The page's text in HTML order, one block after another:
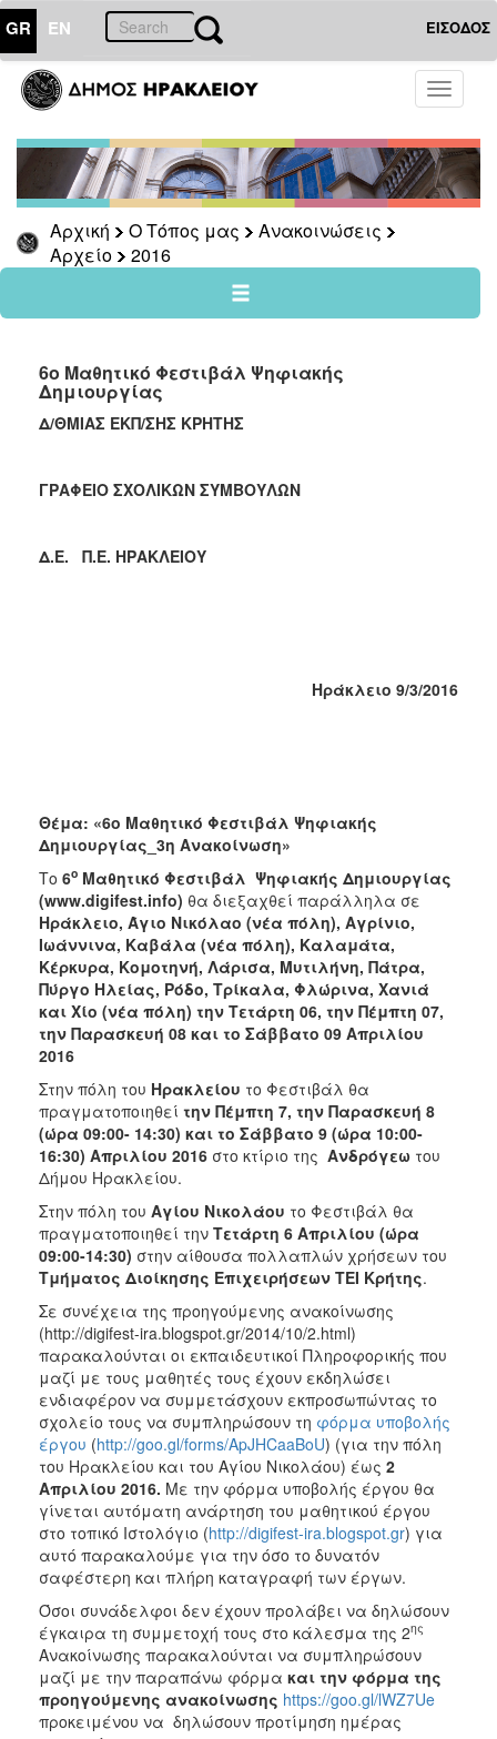
GR EN ΕΙΣΟΔΟΣ
Toggle
Αρχική Ο Τόπος μας
Ανακοινώσεις
Αρχείο
2016
ΤΟΠΟΣ
ΜΑΣ
Ανακοινώσεις
Αρχείο
2026
2025
2021
2020
2018
2016
ΠΟΛΙΤΙΣΜΟΣ
ΑΝΘΕΚΤΙΚΗ
ΠΟΛΗ
6ο Μαθητικό Φεστιβάλ Ψηφιακής
Δημιουργίας
Δ/ΘΜΙΑΣ ΕΚΠ/ΣΗΣ ΚΡΗΤΗΣ
ΓΡΑΦΕΙΟ ΣΧΟΛΙΚΩΝ ΣΥΜΒΟΥΛΩΝ
Δ.Ε. Π.Ε. ΗΡΑΚΛΕΙΟΥ
Ηράκλειο 9/3/2016
Θέμα: «6ο Μαθητικό Φεστιβάλ Ψηφιακής
Δημιουργίας_3η Ανακοίνωση»
Το 6ο Μαθητικό Φεστιβάλ Ψηφιακής Δημιουργίας
(www.digifest.info) θα διεξαχθεί παράλληλα σε
Ηράκλειο, Άγιο Νικόλαο (νέα πόλη), Αγρίνιο,
Ιωάννινα, Καβάλα (νέα πόλη), Καλαμάτα,
Κέρκυρα, Κομοτηνή, Λάρισα, Μυτιλήνη, Πάτρα,
Πύργο Ηλείας, Ρόδο, Τρίκαλα, Φλώρινα, Χανιά
και Χίο (νέα πόλη) την Τετάρτη 06, την Πέμπτη 07,
την Παρασκευή 08 και το Σάββατο 09 Απριλίου
2016
Στην πόλη του Ηρακλείου το Φεστιβάλ θα
πραγματοποιηθεί την Πέμπτη 7, την Παρασκευή 8
(ώρα 09:00- 14:30) και το Σάββατο 9 (ώρα 10:00-
16:30) Απριλίου 2016 στο κτίριο της Ανδρόγεω του
Δήμου Ηρακλείου.
Στην πόλη του Αγίου Νικολάου το Φεστιβάλ θα
πραγματοποιηθεί την Τετάρτη 6 Απριλίου (ώρα
09:00-14:30) στην αίθουσα πολλαπλών χρήσεων του
Τμήματος Διοίκησης Επιχειρήσεων ΤΕΙ Κρήτης.
Σε συνέχεια της προηγούμενης ανακοίνωσης
(http://digifest-ira.blogspot.gr/2014/10/2.html)
παρακαλούνται οι εκπαιδευτικοί Πληροφορικής που
μαζί με τους μαθητές τους έχουν εκδηλώσει
ενδιαφέρον να συμμετάσχουν εκπροσωπώντας το
σχολείο τους να συμπληρώσουν τη φόρμα υποβολής
έργου (http://goo.gl/forms/ApJHCaaBoU) (για την πόλη
του Ηρακλείου και του Αγίου Νικολάου) έως 2
Απριλίου 2016. Με την φόρμα υποβολής έργου θα
γίνεται αυτόματη ανάρτηση του μαθητικού έργου
στο τοπικό Ιστολόγιο (http://digifest-ira.blogspot.gr) για
αυτό παρακαλούμε για την όσο το δυνατόν
σαφέστερη και πλήρη καταγραφή των έργων.
Όσοι συνάδελφοι δεν έχουν προλάβει να δηλώσουν
έγκαιρα τη συμμετοχή τους στο κάλεσμα της 2ης
Ανακοίνωσης παρακαλούνται να συμπληρώσουν
μαζί με την παραπάνω φόρμα και την φόρμα της
προηγούμενης ανακοίνωσης https://goo.gl/lWZ7Ue
προκειμένου να δηλώσουν προτίμηση ημέρας